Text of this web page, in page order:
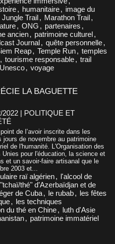
, humanitaire, image du
Jungle Trail, Marathon Trail,
, ONG , partenaires ,
ancien, patrimoine culturel,
Journal, quête personnelle,
Reap, Temple Run, temples
, tourisme responsable, trail
Unesco, voyage
LA BAGUETTE
2022 | POLITIQUE ET
point de l’avoir inscrite dans les
jours de novembre au patrimoine
de l'humanité. L'Organisation des
Unies pour l'éducation, la science et
et un savoir-faire artisanal que le
2003 et...
raï algérien, l'alcool de
thé" d’Azerbaïdjan et de
de Cuba, le rubab, les fêtes
, les techniques
du thé en Chine, luth d'Asie
, patrimoine immatériel